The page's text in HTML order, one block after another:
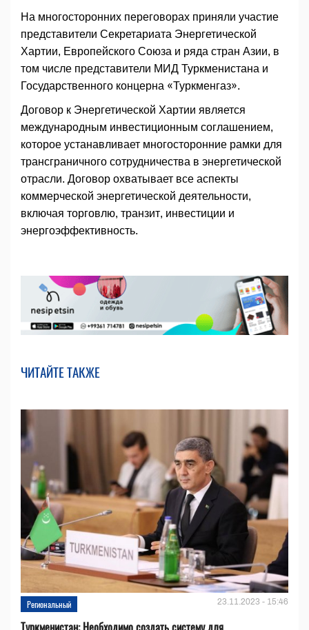
На многосторонних переговорах приняли участие
представители Секретариата Энергетической
Хартии, Европейского Союза и ряда стран Азии, в
том числе представители МИД Туркменистана и
Государственного концерна «Туркменгаз».
Договор к Энергетической Хартии является
международным инвестиционным соглашением,
которое устанавливает многосторонние рамки для
трансграничного сотрудничества в энергетической
отрасли. Договор охватывает все аспекты
коммерческой энергетической деятельности,
включая торговлю, транзит, инвестиции и
энергоэффективность.
ЧИТАЙТЕ ТАКЖЕ
Региональный 23.11.2023 - 15:46